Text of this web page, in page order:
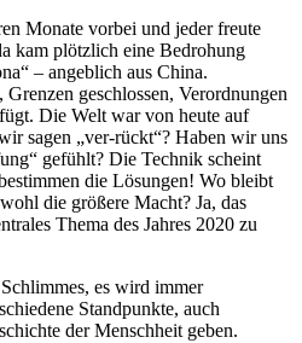
Monate vorbei und jeder freute
kam plötzlich eine Bedrohung
– angeblich aus China.
geschlossen, Verordnungen
Die Welt war von heute auf
sagen „ver-rückt“? Haben wir uns
gefühlt? Die Technik scheint
die Lösungen! Wo bleibt
die größere Macht? Ja, das
Thema des Jahres 2020 zu
es wird immer
Standpunkte, auch
der Menschheit geben.